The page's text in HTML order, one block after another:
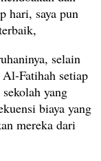
hari, saya pun
selain
Fatihah setiap
yang
biaya yang
mereka dari